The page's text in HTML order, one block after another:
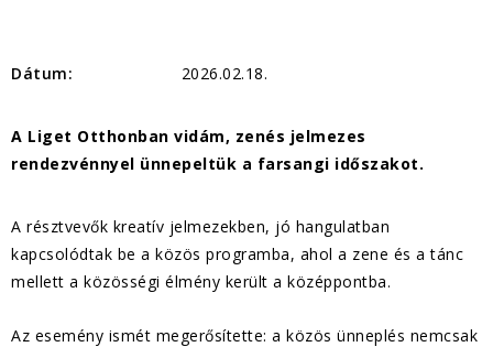
Dátum: 2026.02.18.
A Liget Otthonban vidám, zenés jelmezes
rendezvénnyel ünnepeltük a farsangi időszakot.
A résztvevők kreatív jelmezekben, jó hangulatban
kapcsolódtak be a közös programba, ahol a zene és a tánc
mellett a közösségi élmény került a középpontba.
Az esemény ismét megerősítette: a közös ünneplés nemcsak